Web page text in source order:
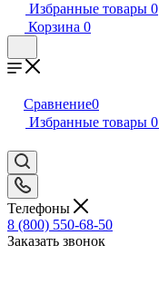
Избранные товары 0
Корзина 0
Сравнение0
Избранные товары 0
Телефоны
8 (800) 550-68-50
Заказать звонок